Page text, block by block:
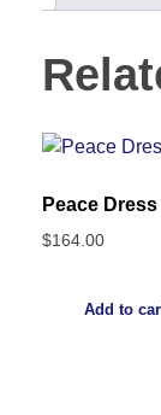
Peace Dress
$164.00
Add to